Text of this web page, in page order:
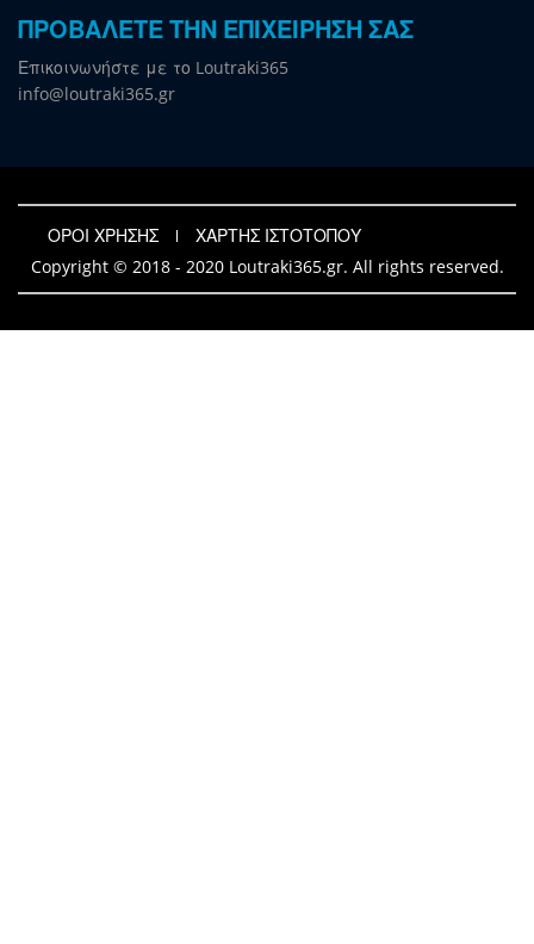
ΠΡΟΒΑΛΕΤΕ ΤΗΝ ΕΠΙΧΕΙΡΗΣΗ ΣΑΣ
Επικοινωνήστε με το Loutraki365
info@loutraki365.gr
ΟΡΟΙ ΧΡΗΣΗΣ
ΧΑΡΤΗΣ ΙΣΤΟΤΟΠΟΥ
Copyright © 2018 - 2020 Loutraki365.gr. All rights reserved.